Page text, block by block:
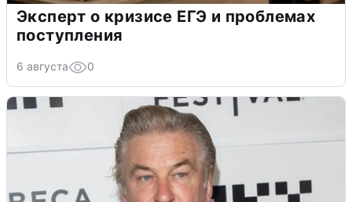
Эксперт о кризисе ЕГЭ и проблемах
поступления
6 августа 0